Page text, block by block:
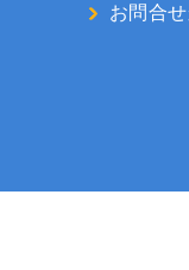
お問合